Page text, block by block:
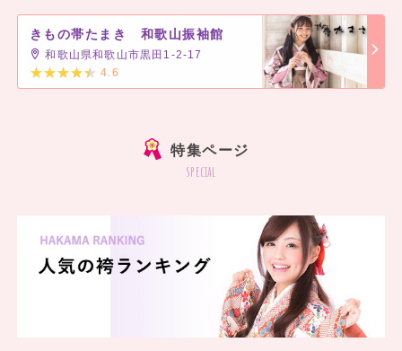
きもの帯たまき 和歌山振袖館
和歌山県和歌山市黒田1-2-17
4.6
特集ページ
special